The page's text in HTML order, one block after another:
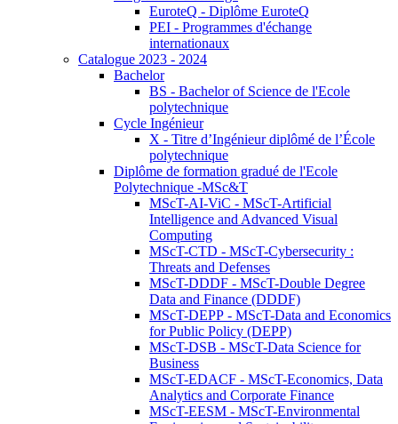
EuroteQ - Diplôme EuroteQ
PEI - Programmes d'échange
internationaux
Catalogue 2023 - 2024
Bachelor
BS - Bachelor of Science de l'Ecole
polytechnique
Cycle Ingénieur
X - Titre d’Ingénieur diplômé de l’École
polytechnique
Diplôme de formation gradué de l'Ecole
Polytechnique -MSc&T
MScT-AI-ViC - MScT-Artificial
Intelligence and Advanced Visual
Computing
MScT-CTD - MScT-Cybersecurity :
Threats and Defenses
MScT-DDDF - MScT-Double Degree
Data and Finance (DDDF)
MScT-DEPP - MScT-Data and Economics
for Public Policy (DEPP)
MScT-DSB - MScT-Data Science for
Business
MScT-EDACF - MScT-Economics, Data
Analytics and Corporate Finance
MScT-EESM - MScT-Environmental